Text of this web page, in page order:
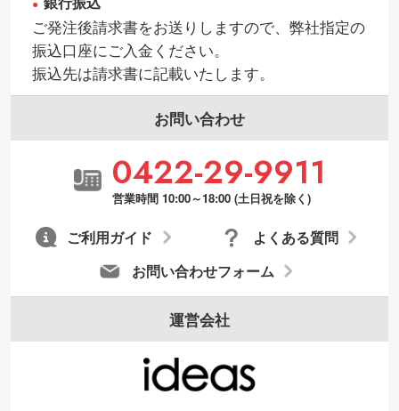
ご発注後請求書をお送りしますので、弊社指定の
振込口座にご入金ください。
振込先は請求書に記載いたします。
お問い合わせ
0422-29-9911
営業時間 10:00～18:00 (土日祝を除く)
お問い合わせフォーム
よくある質問
ご利用ガイド
運営会社